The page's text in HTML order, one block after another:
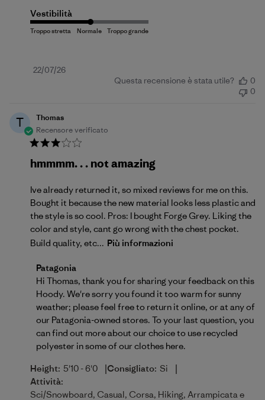
Vestibilità
Data
22/07/26
Questa recensione è stata utile?
0
0
T
Thomas
Recensore verificato
hmmmm. . . not amazing
Ive already returned it, so mixed reviews for me on this.
Bought it because the new material looks less plastic and
the style is so cool. Pros: I bought Forge Grey. Liking the
color and style, cant go wrong with the chest pocket.
Build quality, etc... Più informazioni
Commenti del proprietario del negozio sulla
Patagonia
Hi Thomas, thank you for sharing your feedback on this
Hoody. We're sorry you found it too warm for sunny
weather; please feel free to return it online, or at any of
our Patagonia-owned stores. To your last question, you
can find out more about our choice to use recycled
polyester in some of our clothes here.
Height: 5'10 - 6'0 |Consigliato: Si |
Attività:
Sci/Snowboard, Casual, Corsa, Hiking, Arrampicata e